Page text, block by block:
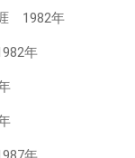
1982年
年